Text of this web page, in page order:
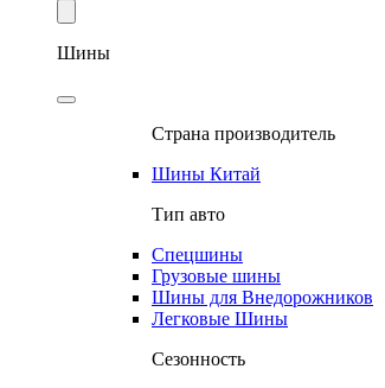
Шины
Страна производитель
Шины Китай
Тип авто
Спецшины
Грузовые шины
Шины для Внедорожников
Легковые Шины
Сезонность